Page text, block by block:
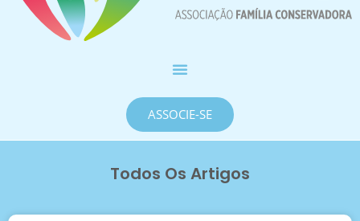
ASSOCIE-SE
Todos Os Artigos